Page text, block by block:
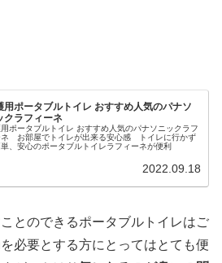
用ポータブルトイレ おすすめ人気のパナソ
クラフィーネ
ポータブルトイレ おすすめ人気のパナソニックラフ
ネ お部屋でトイレが出来る安心感 トイレに行かず
単、安心のポータブルトイレラフィーネが便利
2022.09.18
とのできるポータブルトイレはご
必要とする方にとってはとても便